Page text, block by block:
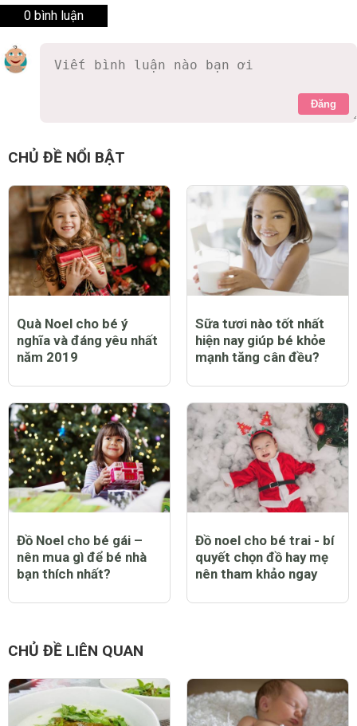
0 bình luận
Đăng
CHỦ ĐỀ NỔI BẬT
Quà Noel cho bé ý
nghĩa và đáng yêu nhất
năm 2019
Sữa tươi nào tốt nhất
hiện nay giúp bé khỏe
mạnh tăng cân đều?
Đồ Noel cho bé gái –
nên mua gì để bé nhà
bạn thích nhất?
Đồ noel cho bé trai - bí
quyết chọn đồ hay mẹ
nên tham khảo ngay
CHỦ ĐỀ LIÊN QUAN